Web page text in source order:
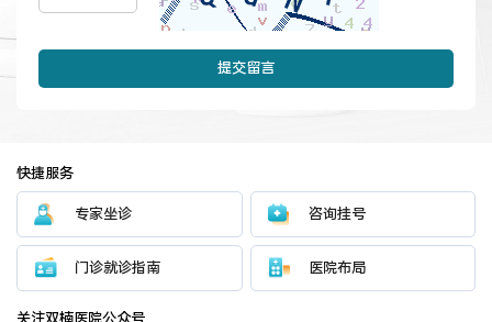
医院布局 医保服务
出/入院服务 健康科普
提交留言
快捷服务
专家坐诊 咨询挂号
门诊就诊指南 医院布局